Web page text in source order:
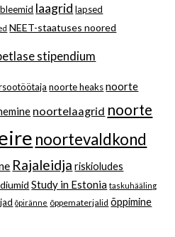
laagrid lapsed
NEET-staatuses noored
stipendium
noorte heaks noorte
noortelaagrid noorte
noortevaldkond
Rajaleidja riskioludes
Study in Estonia taskuhääling
õpiränne õppematerjalid õppimine